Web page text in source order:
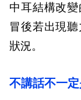
中耳結構改
冒後若出現
狀況。
不講話不一